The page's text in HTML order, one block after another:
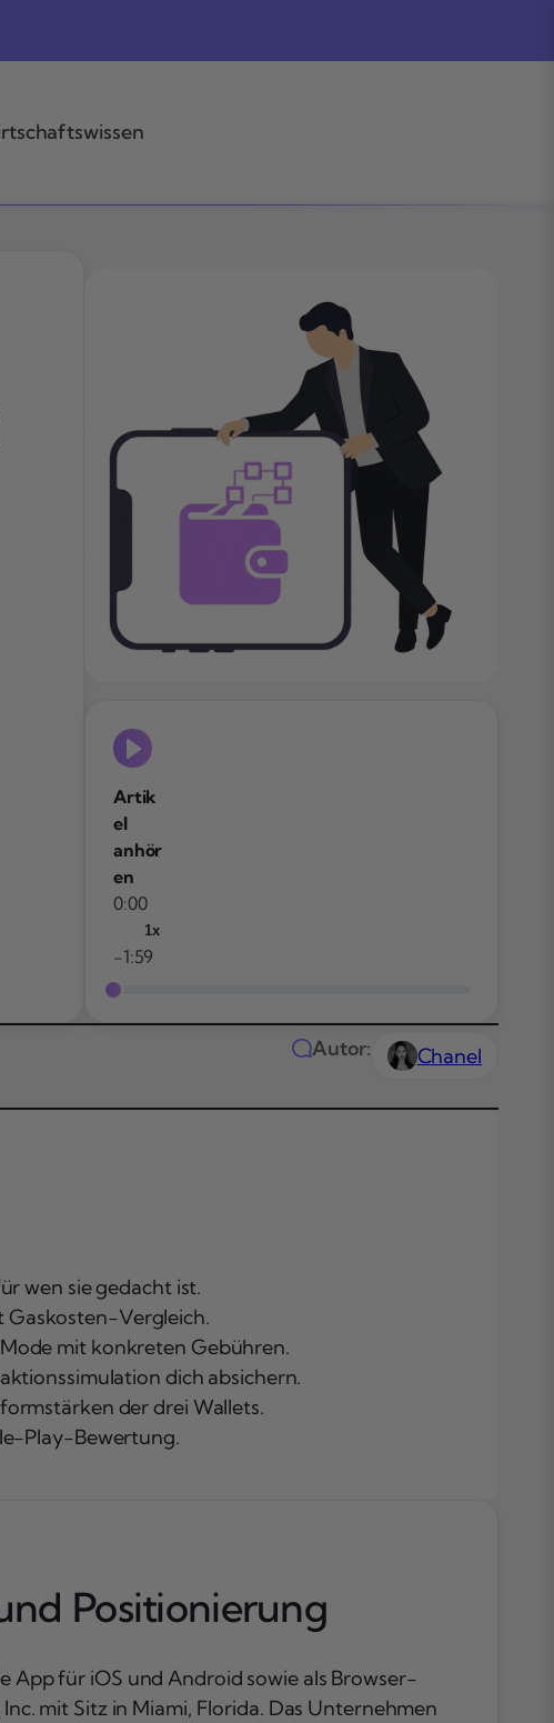
Artik
el
anhör
en
0:00
1x
-1:59
Autor: Chanel
wen sie gedacht ist.
Gaskosten-Vergleich.
mit konkreten Gebühren.
dich absichern.
der drei Wallets.
Play-Bewertung.
Positionierung
für iOS und Android sowie als Browser-
mit Sitz in Miami, Florida. Das UnternehmenSwaps, NFTs,